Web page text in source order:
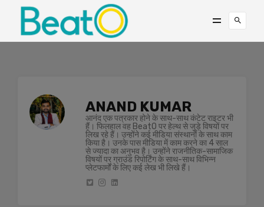
ANAND KUMAR
आनंद एक पत्रकार होने के साथ-साथ कंटेट राइटर भी
हैं। फिलहाल वह BeatO पर हेल्थ से जुड़े विषयों पर
लिख रहे हैं। उन्होंने कई मीडिया संस्थानों के साथ काम
किया है। उनके पास मीडिया में काम करने का 4 साल
से ज्यादा का अनुभव है। उन्होंने राजनीतिक-सामाजिक
विषयों पर ग्राउंड रिपोर्टिंग के साथ-साथ विभिन्न
प्लेटफार्मों के लिए कई लेख भी लिखे हैं।